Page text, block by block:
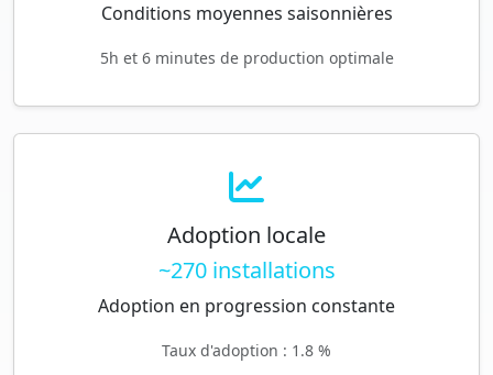
Conditions moyennes saisonnières
5h et 6 minutes de production optimale
Adoption locale
~270 installations
Adoption en progression constante
Taux d'adoption : 1.8 %